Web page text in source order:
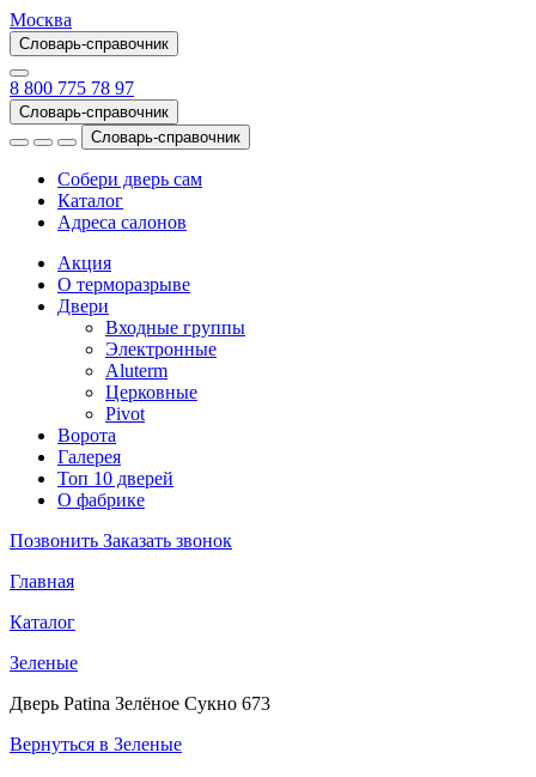
Москва
Словарь-справочник
8 800 775 78 97
Словарь-справочник
Словарь-справочник
Собери дверь сам
Каталог
Адреса салонов
Акция
О терморазрыве
Двери
Входные группы
Электронные
Aluterm
Церковные
Pivot
Ворота
Галерея
Топ 10 дверей
О фабрике
Позвонить Заказать звонок
Главная
Каталог
Зеленые
Дверь Patina Зелёное Сукно 673
Вернуться в Зеленые